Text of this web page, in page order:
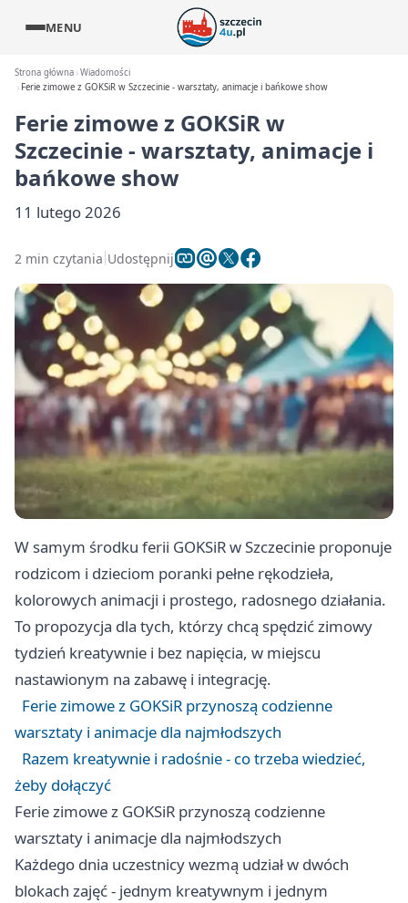
MENU
Strona główna Wiadomości
Ferie zimowe z GOKSiR w Szczecinie - warsztaty, animacje i bańkowe show
Ferie zimowe z GOKSiR w
Szczecinie - warsztaty, animacje i
bańkowe show
11 lutego 2026
2 min czytania Udostępnij
W samym środku ferii GOKSiR w Szczecinie proponuje
rodzicom i dzieciom poranki pełne rękodzieła,
kolorowych animacji i prostego, radosnego działania.
To propozycja dla tych, którzy chcą spędzić zimowy
tydzień kreatywnie i bez napięcia, w miejscu
nastawionym na zabawę i integrację.
Ferie zimowe z GOKSiR przynoszą codzienne
warsztaty i animacje dla najmłodszych
Razem kreatywnie i radośnie - co trzeba wiedzieć,
żeby dołączyć
Ferie zimowe z GOKSiR przynoszą codzienne
warsztaty i animacje dla najmłodszych
Każdego dnia uczestnicy wezmą udział w dwóch
blokach zajęć - jednym kreatywnym i jednym